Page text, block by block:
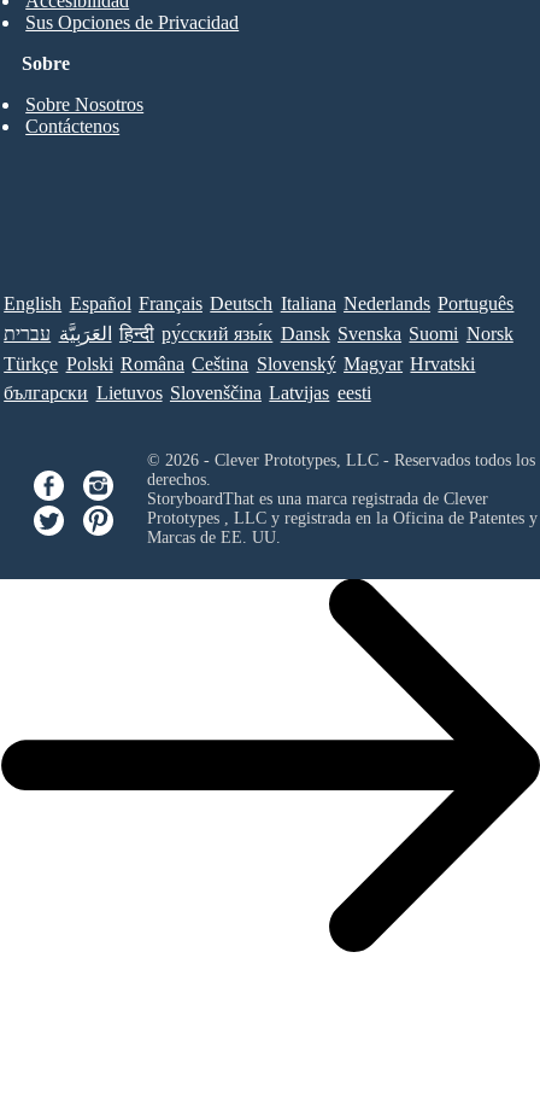
Sobre
Sobre Nosotros
Contáctenos
Sus Opciones de Privacidad
English Español Français Deutsch Italiana Nederlands Português
עברית العَرَبِيَّة हिन्दी ру́сский язы́к Dansk Svenska Suomi Norsk
Türkçe Polski Româna Ceština Slovenský Magyar Hrvatski
български Lietuvos Slovenščina Latvijas eesti
© 2026 - Clever Prototypes, LLC - Reservados todos los
derechos.
StoryboardThat es una marca registrada de Clever
Prototypes , LLCy registrada en la Oficina de Patentes y
Marcas de EE. UU.